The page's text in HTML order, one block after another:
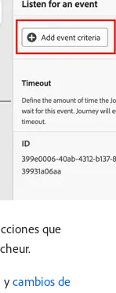
que
ycambios de